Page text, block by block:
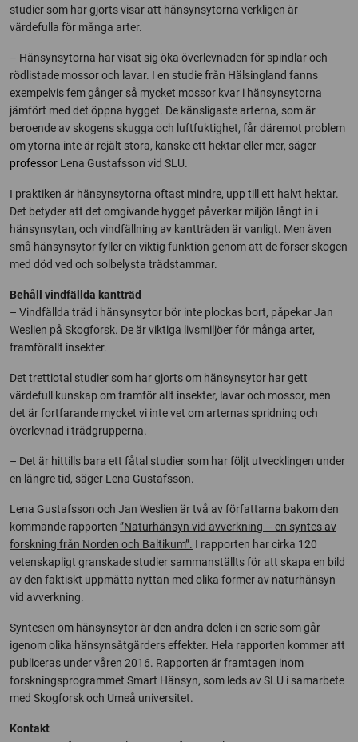
studier som har gjorts visar att hänsynsytorna verkligen är
värdefulla för många arter.
– Hänsynsytorna har visat sig öka överlevnaden för spindlar och
rödlistade mossor och lavar. I en studie från Hälsingland fanns
exempelvis fem gånger så mycket mossor kvar i hänsynsytorna
jämfört med det öppna hygget. De känsligaste arterna, som är
beroende av skogens skugga och luftfuktighet, får däremot problem
om ytorna inte är rejält stora, kanske ett hektar eller mer, säger
professor Lena Gustafsson vid SLU.
I praktiken är hänsynsytorna oftast mindre, upp till ett halvt hektar.
Det betyder att det omgivande hygget påverkar miljön långt in i
hänsynsytan, och vindfällning av kantträden är vanligt. Men även
små hänsynsytor fyller en viktig funktion genom att de förser skogen
med död ved och solbelysta trädstammar.
Behåll vindfällda kantträd
– Vindfällda träd i hänsynsytor bör inte plockas bort, påpekar Jan
Weslien på Skogforsk. De är viktiga livsmiljöer för många arter,
framförallt insekter.
Det trettiotal studier som har gjorts om hänsynsytor har gett
värdefull kunskap om framför allt insekter, lavar och mossor, men
det är fortfarande mycket vi inte vet om arternas spridning och
överlevnad i trädgrupperna.
– Det är hittills bara ett fåtal studier som har följt utvecklingen under
en längre tid, säger Lena Gustafsson.
Lena Gustafsson och Jan Weslien är två av författarna bakom den
kommande rapporten ”Naturhänsyn vid avverkning – en syntes av
forskning från Norden och Baltikum”. I rapporten har cirka 120
vetenskapligt granskade studier sammanställts för att skapa en bild
av den faktiskt uppmätta nyttan med olika former av naturhänsyn
vid avverkning.
Syntesen om hänsynsytor är den andra delen i en serie som går
igenom olika hänsynsåtgärders effekter. Hela rapporten kommer att
publiceras under våren 2016. Rapporten är framtagen inom
forskningsprogrammet Smart Hänsyn, som leds av SLU i samarbete
med Skogforsk och Umeå universitet.
Kontakt